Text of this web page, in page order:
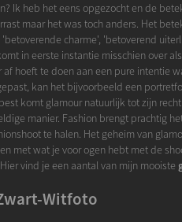
Ik heb het eens opgezocht en de
maar het was toch anders. Het
charme', 'betoverend
in eerste instantie misschien over
hoeft te doen aan een pure intentie
kan het bijvoorbeeld een
komt glamour natuurlijk tot zijn
manier. Fashion brengt prachtig
te halen. Het geheim van
met wat je voor ogen hebt met de
vind je een aantal van mijn mooiste
Witfoto